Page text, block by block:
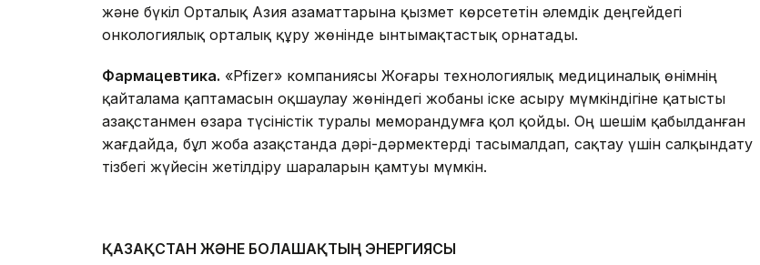
және бүкіл Орталық Азия азаматтарына қызмет көрсететін әлемдік деңгейдегі
онкологиялық орталық құру жөнінде ынтымақтастық орнатады.
Фармацевтика. «Pfizer» компаниясы Жоғары технологиялық медициналық өнімнің
қайталама қаптамасын оқшаулау жөніндегі жобаны іске асыру мүмкіндігіне қатысты
Қазақстанмен өзара түсіністік туралы меморандумға қол қойды. Оң шешім қабылданған
жағдайда, бұл жоба Қазақстанда дəрі-дəрмектерді тасымалдап, сақтау үшін салқындату
тізбегі жүйесін жетілдіру шараларын қамтуы мүмкін.
ҚАЗАҚСТАН ЖӘНЕ БОЛАШАҚТЫҢ ЭНЕРГИЯСЫ